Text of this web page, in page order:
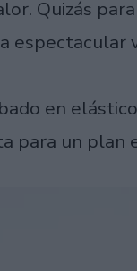
Quizás
espectacular
en
para un plan